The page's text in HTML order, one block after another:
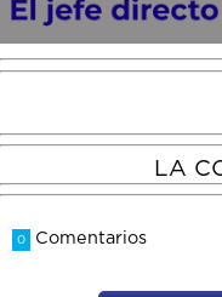
LA
0 Comentarios